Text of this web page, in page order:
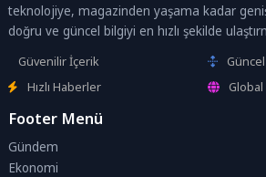
teknolojiye, magazinden yaşama kadar
doğru ve güncel bilgiyi en hızlı şekilde
Güvenilir İçerik
Hızlı Haberler
Footer Menü
Gündem
Ekonomi